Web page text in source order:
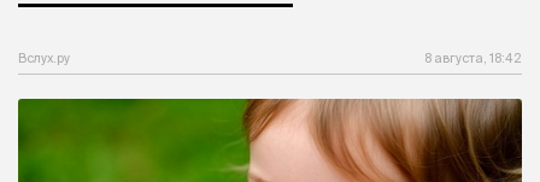
Вслух.ру 8 августа, 18:42